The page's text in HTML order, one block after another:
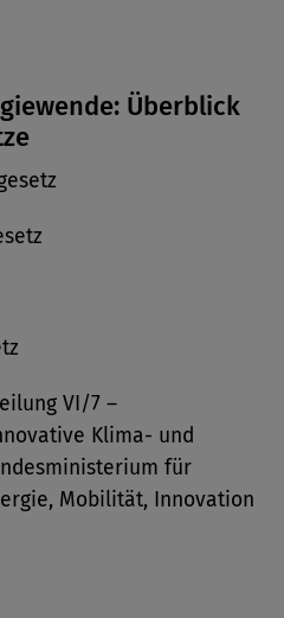
Überblick
VI/7 –
Klima- und
für
Mobilität, Innovation